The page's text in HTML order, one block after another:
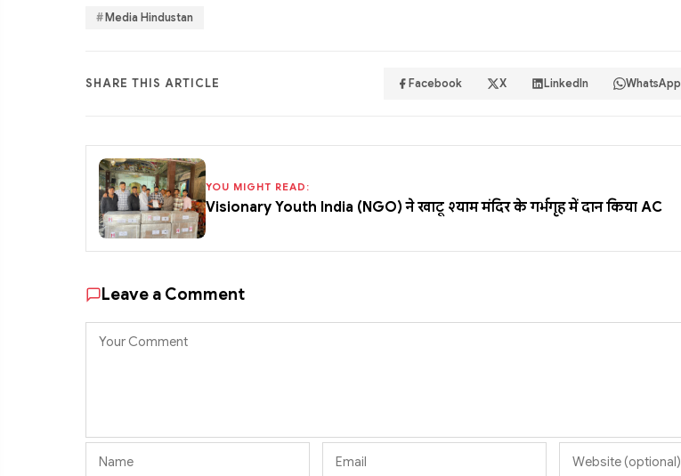
Media Hindustan
SHARE THIS ARTICLE Facebook X LinkedIn WhatsApp
YOU MIGHT READ:
Visionary Youth India (NGO) ने खाटू श्याम मंदिर के गर्भगृह में दान किया AC
Leave a Comment